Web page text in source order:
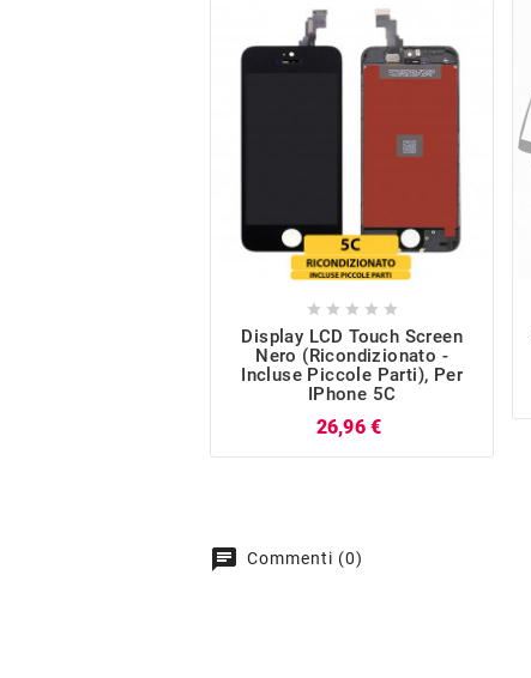
    
Display LCD Touch Screen
Nero (Ricondizionato -
Incluse Piccole Parti), Per
IPhone 5C
26,96 €
chat Commenti (0)